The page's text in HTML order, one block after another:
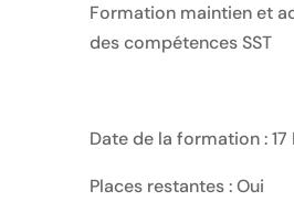
Formation maintien et
des compétences SST
Date de la formation :
Places restantes : Oui